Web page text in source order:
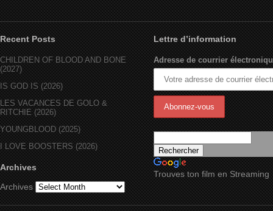
Recent Posts
CHILDREN OF BLOOD AND BONE
(2027)
IS GOD IS (2026)
LES VACANCES DE GOLO &
RITCHIE (2026)
YOUNGBLOOD (2025)
I LOVE BOOSTERS (2026)
Archives
Archives
Lettre d’information
Adresse de courrier
Trouves ton film en Streaming